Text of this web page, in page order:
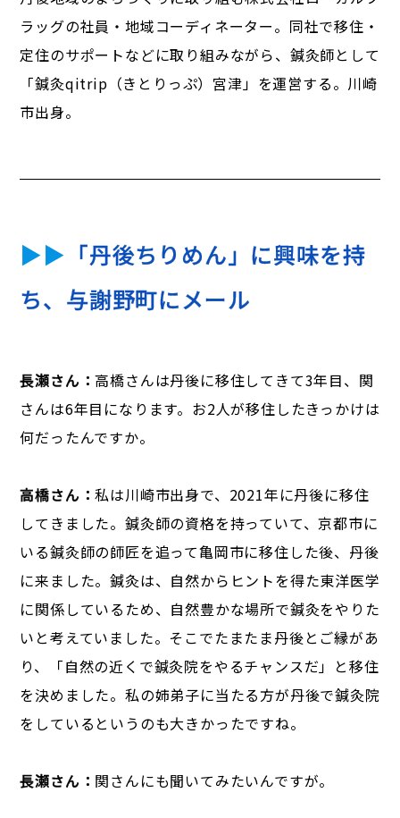
ラッグの社員・地域コーディネーター。同社で移住・
定住のサポートなどに取り組みながら、鍼灸師として
「鍼灸qitrip（きとりっぷ）宮津」を運営する。川崎
市出身。
▶▶ 「丹後ちりめん」に興味を持
ち、与謝野町にメール
長瀬さん：高橋さんは丹後に移住してきて3年目、関
さんは6年目になります。お2人が移住したきっかけは
何だったんですか。
高橋さん：私は川崎市出身で、2021年に丹後に移住
してきました。鍼灸師の資格を持っていて、京都市に
いる鍼灸師の師匠を追って亀岡市に移住した後、丹後
に来ました。鍼灸は、自然からヒントを得た東洋医学
に関係しているため、自然豊かな場所で鍼灸をやりた
いと考えていました。そこでたまたま丹後とご縁があ
り、「自然の近くで鍼灸院をやるチャンスだ」と移住
を決めました。私の姉弟子に当たる方が丹後で鍼灸院
をしているというのも大きかったですね。
長瀬さん： 関さんにも聞いてみたいんですが。